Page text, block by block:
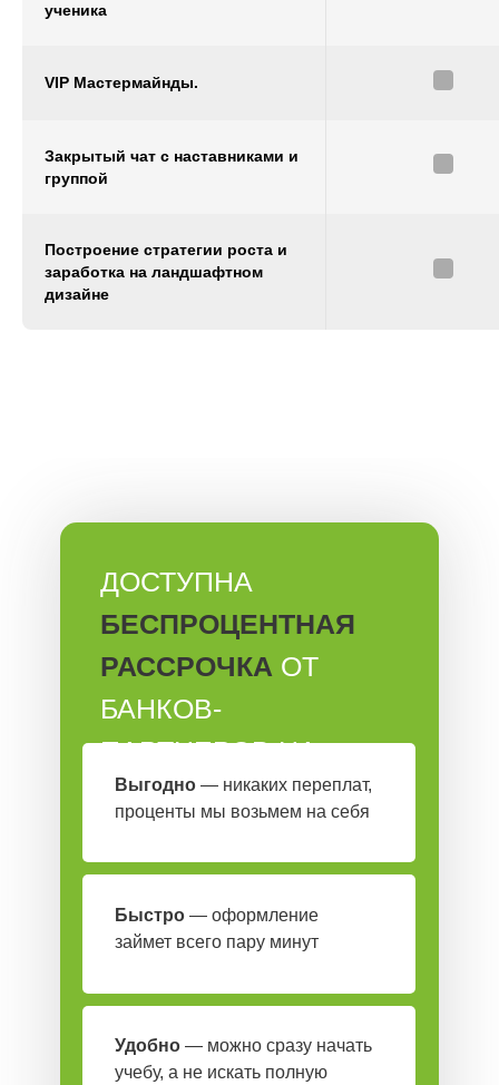
ученика
VIP Мастермайнды.
Закрытый чат с наставниками и
группой
Построение стратегии роста и
заработка на ландшафтном
дизайне
ДОСТУПНА
БЕСПРОЦЕНТНАЯ
РАССРОЧКА ОТ
БАНКОВ-
ПАРТНЕРОВ НА
6/12/24 МЕСЯЦА
Выгодно — никаких переплат,
проценты мы возьмем на себя
Быстро — оформление
займет всего пару минут
Удобно — можно сразу начать
учебу, а не искать полную